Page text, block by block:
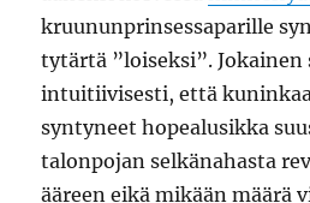
kruununprinsessaparille
tytärtä ”loiseksi”.
intuitiivisesti, että
syntyneet hopealusikka
talonpojan selkänahasta
ääreen eikä mikään määrä